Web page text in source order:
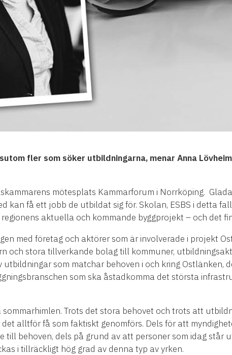
fler som söker utbildningarna, menar Anna
mötesplats Kammarforum i Norrköping.
kan få ett jobb de utbildat sig för. Skolan, ESBS i detta
aktuella och kommande byggprojekt – och det
med företag och aktörer som är involverade i projekt
och stora tillverkande bolag till kommuner,
utbildningar som matchar behoven i och kring Ostlänken,
som ska åstadkomma det största
Trots det stora behovet och trots att
alltför få som faktiskt genomförs. Dels för att
till behoven, dels på grund av att personer som idag står
i tillräckligt hög grad av denna typ av yrken.